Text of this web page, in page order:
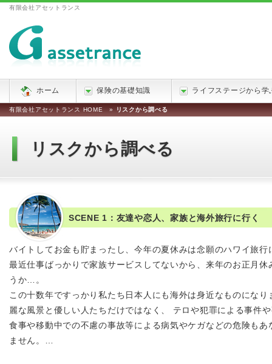
有限会社アセットランス
ホーム 保険の基礎知識 ライフステージから学
有限会社アセットランス HOME » リスクから調べる
リスクから調べる
SCENE 1：友達や恋人、家族と海外旅行に行く
バイトしてお金も貯まったし、今年の夏休みは念願のハワイ旅
最近仕事ばっかりで家族サービスしてないから、来年のお正月
うか…。
この十数年ですっかり私たち日本人にも海外は身近なものにな
麗な風景と優しい人たちだけではなく、 テロや犯罪による事件
食事や移動中での不慮の事故等による病気やケガなどの危険も
ません。…